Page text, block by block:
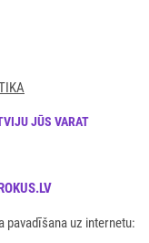
JŪS VARAT
pavadīšana uz internetu: